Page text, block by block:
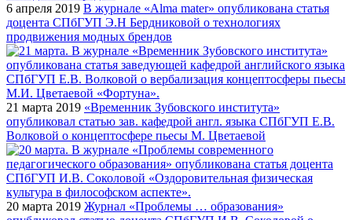
6 апреля 2019 В журнале «Alma mater» опубликована статья
доцента СПбГУП Э.Н Бердниковой о технологиях
продвижения модных брендов
21 марта 2019 «Временник Зубовского института»
опубликовал статью зав. кафедрой англ. языка СПбГУП Е.В.
Волковой о концептосфере пьесы М. Цветаевой
20 марта 2019 Журнал «Проблемы … образования»